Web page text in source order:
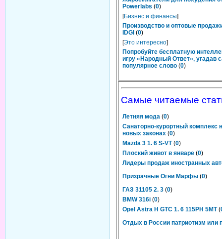
Powerlabs (0)
[Бизнес и финансы]
Производство и оптовые
IDGI (0)
[Это интересно]
Попробуйте бесплатную
игру «Народный Ответ», угадав
популярное слово (0)
Самые читаемые
Летняя мода (0)
Санаторно-курортный комплекс
новых законах (0)
Mazda 3 1. 6 S-VT (0)
Плоский живот в январе (0)
Лидеры продаж иностранных
Призрачные Огни Марфы (0)
ГАЗ 31105 2. 3 (0)
BMW 316i (0)
Opel Astra H GTC 1. 6 115PH 5MT (
Отдых в России патриотизм или